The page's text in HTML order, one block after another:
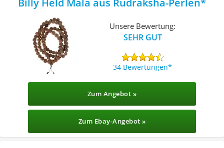
Billy Held Mala aus Rudraksha-Perlen
Unsere Bewertung:
SEHR GUT
34 Bewertungen
Zum Angebot »
Zum Ebay-Angebot »